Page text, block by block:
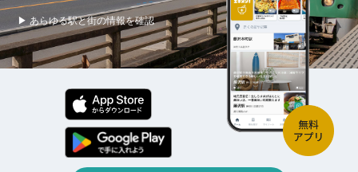
▶ あらゆる駅と街の情報を確認